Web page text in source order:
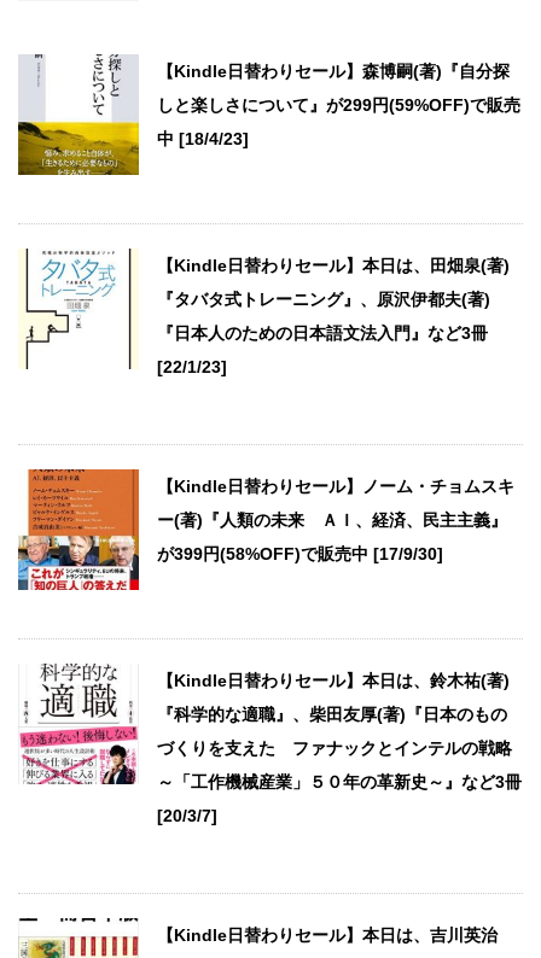
【Kindle日替わりセール】森博嗣(著)『自分探
しと楽しさについて』が299円(59%OFF)で販売
中 [18/4/23]
【Kindle日替わりセール】本日は、田畑泉(著)
『タバタ式トレーニング』、原沢伊都夫(著)
『日本人のための日本語文法入門』など3冊
[22/1/23]
【Kindle日替わりセール】ノーム・チョムスキ
ー(著)『人類の未来 ＡＩ、経済、民主主義』
が399円(58%OFF)で販売中 [17/9/30]
【Kindle日替わりセール】本日は、鈴木祐(著)
『科学的な適職』、柴田友厚(著)『日本のもの
づくりを支えた ファナックとインテルの戦略
～「工作機械産業」５０年の革新史～』など3冊
[20/3/7]
【Kindle日替わりセール】本日は、吉川英治